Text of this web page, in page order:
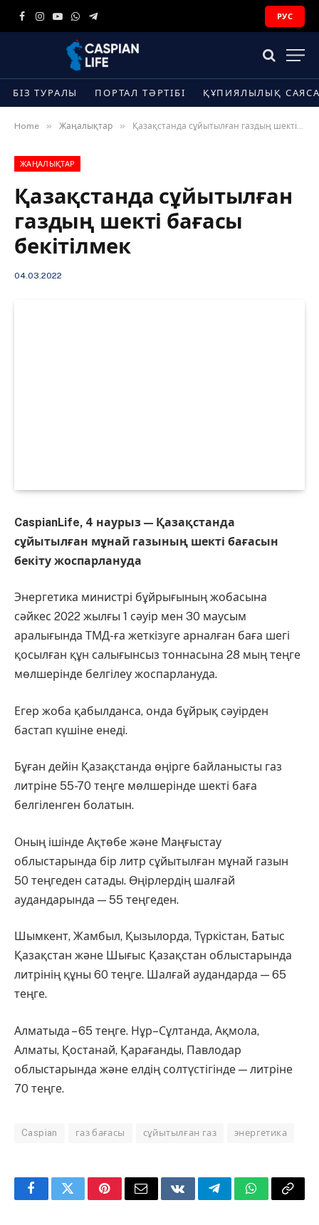
Facebook
Instagram
YouTube
WhatsApp
Telegram
РУС
БІЗ ТУРАЛЫ ПОРТАЛ ТӘРТІБІ ҚҰПИЯЛЫЛЫҚ
Home » Жаңалықтар » Қазақстанда сұйытылған газдың шекті бағасы бекітілмек
ЖАҢАЛЫҚТАР
Қазақстанда сұйытылған
газдың шекті бағасы
бекітілмек
04.03.2022
CaspianLife, 4 наурыз — Қазақстанда
сұйытылған мұнай газының шекті бағасын
бекіту жоспарлануда
Энергетика министрі бұйрығының жобасына
сәйкес 2022 жылғы 1 сәуір мен 30 маусым
аралығында ТМД-ға жеткізуге арналған баға шегі
қосылған құн салығынсыз тоннасына 28 мың теңге
мөлшерінде белгілеу жоспарлануда.
Егер жоба қабылданса, онда бұйрық сәуірден
бастап күшіне енеді.
Бұған дейін Қазақстанда өңірге байланысты газ
литріне 55-70 теңге мөлшерінде шекті баға
белгіленген болатын.
Оның ішінде Ақтөбе және Маңғыстау
облыстарында бір литр сұйытылған мұнай газын
50 теңгеден сатады. Өңірлердің шалғай
аудандарында — 55 теңгеден.
Шымкент, Жамбыл, Қызылорда, Түркістан, Батыс
Қазақстан және Шығыс Қазақстан облыстарында
литрінің құны 60 теңге. Шалғай аудандарда — 65
теңге.
Алматыда – 65 теңге. Нұр–Сұлтанда, Ақмола,
Алматы, Қостанай, Қарағанды, Павлодар
облыстарында және елдің солтүстігінде — литріне
70 теңге.
Caspian газ бағасы сұйытылған газ энергетика
FacebookTwitterPinterestEmail VKontakteTelegramWhatsApp
Copy